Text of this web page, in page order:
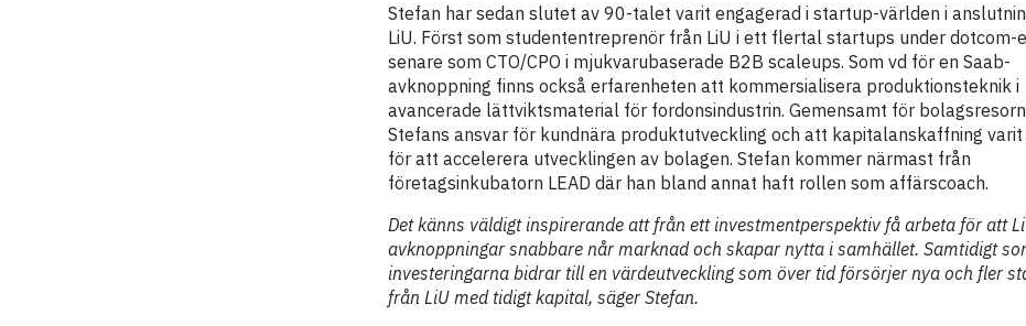
Stefan har sedan slutet av 90-talet varit engagerad i startup-världen i
LiU. Först som studententreprenör från LiU i ett flertal startups under dotcom-
senare som CTO/CPO i mjukvarubaserade B2B scaleups. Som vd för en Saab-
avknoppning finns också erfarenheten att kommersialisera produktionsteknik i
avancerade lättviktsmaterial för fordonsindustrin. Gemensamt för
Stefans ansvar för kundnära produktutveckling och att kapitalanskaffning
för att accelerera utvecklingen av bolagen. Stefan kommer närmast från
företagsinkubatorn LEAD där han bland annat haft rollen som affärscoach.
Det känns väldigt inspirerande att från ett investmentperspektiv få arbeta för att
avknoppningar snabbare når marknad och skapar nytta i samhället. Samtidigt
investeringarna bidrar till en värdeutveckling som över tid försörjer nya och fler
från LiU med tidigt kapital, säger Stefan.